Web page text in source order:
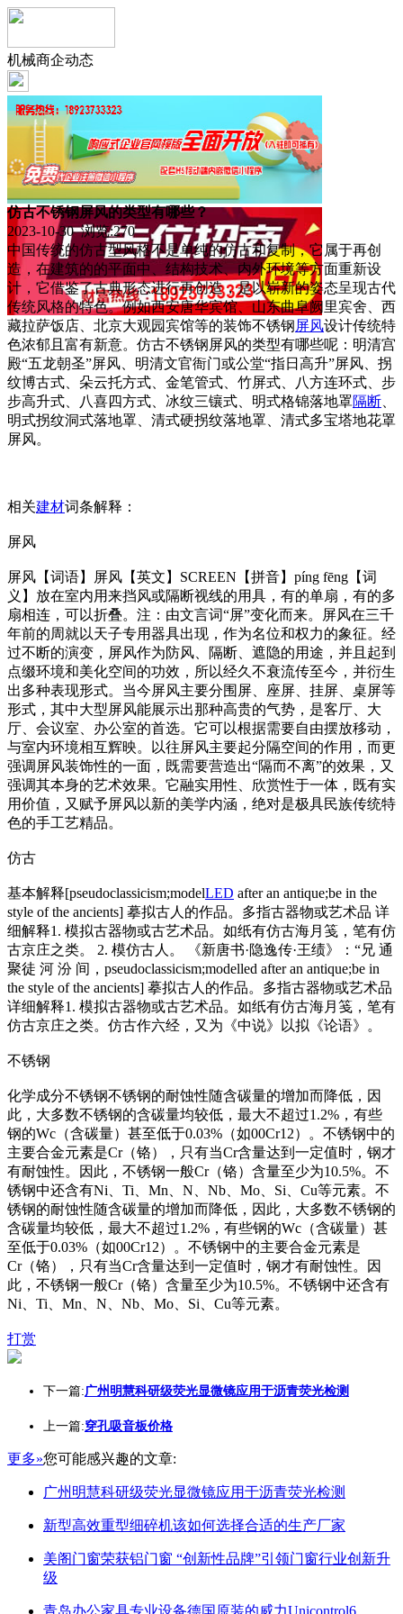
机械商企动态
仿古不锈钢屏风的类型有哪些？
2023-10-30 浏览:270
中国传统的仿古型风格不是单纯的仿古和复制，它属于再创
造，在建筑的的平面中、结构技术、内外环境等方面重新设
计，它借鉴了古典形态进行再创造，是以崭新的姿态呈现古代
传统风格的特色。例如西安唐华宾馆、山东曲阜阙里宾舍、西
藏拉萨饭店、北京大观园宾馆等的装饰不锈钢屏风设计传统特
色浓郁且富有新意。仿古不锈钢屏风的类型有哪些呢：明清宫
殿“五龙朝圣”屏风、明清文官衙门或公堂“指日高升”屏风、拐
纹博古式、朵云托方式、金笔管式、竹屏式、八方连环式、步
步高升式、八喜四方式、冰纹三镶式、明式格锦落地罩隔断
明式拐纹洞式落地罩、清式硬拐纹落地罩、清式多宝塔地花罩
屏风。
相关建材词条解释：
屏风
屏风【词语】屏风【英文】SCREEN【拼音】píng fēng【词
义】放在室内用来挡风或隔断视线的用具，有的单扇，有的多
扇相连，可以折叠。注：由文言词“屏”变化而来。屏风在三千
年前的周就以天子专用器具出现，作为名位和权力的象征。经
过不断的演变，屏风作为防风、隔断、遮隐的用途，并且起到
点缀环境和美化空间的功效，所以经久不衰流传至今，并衍生
出多种表现形式。当今屏风主要分围屏、座屏、挂屏、桌屏等
形式，其中大型屏风能展示出那种高贵的气势，是客厅、大
厅、会议室、办公室的首选。它可以根据需要自由摆放移动，
与室内环境相互辉映。以往屏风主要起分隔空间的作用，而更
强调屏风装饰性的一面，既需要营造出“隔而不离”的效果，又
强调其本身的艺术效果。它融实用性、欣赏性于一体，既有实
用价值，又赋予屏风以新的美学内涵，绝对是极具民族传统特
色的手工艺精品。
仿古
基本解释[pseudoclassicism;modelLED after an antique;be in the
style of the ancients] 摹拟古人的作品。多指古器物或艺术品 详
细解释1. 模拟古器物或古艺术品。如纸有仿古海月笺，笔有仿
古京庄之类。 2. 模仿古人。 《新唐书·隐逸传·王绩》：“兄 通
聚徒 河 汾 间，pseudoclassicism;modelled after an antique;be in
the style of the ancients] 摹拟古人的作品。多指古器物或艺术品
详细解释1. 模拟古器物或古艺术品。如纸有仿古海月笺，笔有
仿古京庄之类。仿古作六经，又为《中说》以拟《论语》。
不锈钢
化学成分不锈钢不锈钢的耐蚀性随含碳量的增加而降低，因
此，大多数不锈钢的含碳量均较低，最大不超过1.2%，有些
钢的Wc（含碳量）甚至低于0.03%（如00Cr12）。不锈钢中的
主要合金元素是Cr（铬），只有当Cr含量达到一定值时，钢才
有耐蚀性。因此，不锈钢一般Cr（铬）含量至少为10.5%。不
锈钢中还含有Ni、Ti、Mn、N、Nb、Mo、Si、Cu等元素。不
锈钢的耐蚀性随含碳量的增加而降低，因此，大多数不锈钢的
含碳量均较低，最大不超过1.2%，有些钢的Wc（含碳量）甚
至低于0.03%（如00Cr12）。不锈钢中的主要合金元素是
Cr（铬），只有当Cr含量达到一定值时，钢才有耐蚀性。因
此，不锈钢一般Cr（铬）含量至少为10.5%。不锈钢中还含有
Ni、Ti、Mn、N、Nb、Mo、Si、Cu等元素。
打赏
下一篇:广州明慧科研级荧光显微镜应用于沥青荧光检测
上一篇:穿孔吸音板价格
更多»您可能感兴趣的文章:
广州明慧科研级荧光显微镜应用于沥青荧光检测
新型高效重型细碎机该如何选择合适的生产厂家
美阁门窗荣获铝门窗 “创新性品牌”引领门窗行业创新升
级
青岛办公家具专业设备德国原装的威力Unicontrol6